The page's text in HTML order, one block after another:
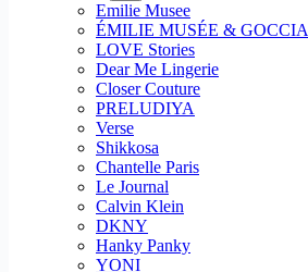
Emilie Musee
ÉMILIE MUSÉE & GOCCIA
LOVE Stories
Dear Me Lingerie
Closer Couture
PRELUDIYA
Verse
Shikkosa
Chantelle Paris
Le Journal
Calvin Klein
DKNY
Hanky Panky
YONI